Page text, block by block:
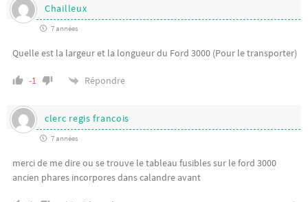
Chailleux
7 années
Quelle est la largeur et la longueur du Ford 3000 (Pour le transporter)
-1 Répondre
clerc regis francois
7 années
merci de me dire ou se trouve le tableau fusibles sur le ford 3000
ancien phares incorpores dans calandre avant